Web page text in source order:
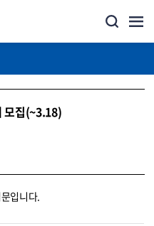
모집(~3.18)
입니다.